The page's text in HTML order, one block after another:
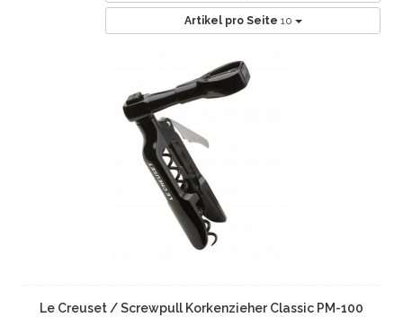
Artikel pro Seite 10
Le Creuset / Screwpull Korkenzieher Classic PM-100